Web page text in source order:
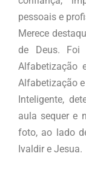
pessoais e
Merece
de Deus. Foi
Alfabetização
Alfabetização
Inteligente,
aula sequer e
foto, ao lado
Ivaldir e Jesua.